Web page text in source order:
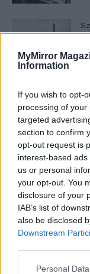
MyMirror
Information
If you wish to opt-
processing of
targeted
section to confirm
opt-out request is
interest-based
us or personal
your opt-out. You
disclosure of your
IAB’s list of
also be disclosed
Downstream
Personal